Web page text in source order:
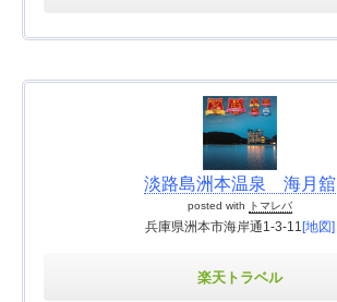
淡路島洲本温泉 海月舘
posted with トマレバ
兵庫県洲本市海岸通1-3-11[地図]
楽天トラベル